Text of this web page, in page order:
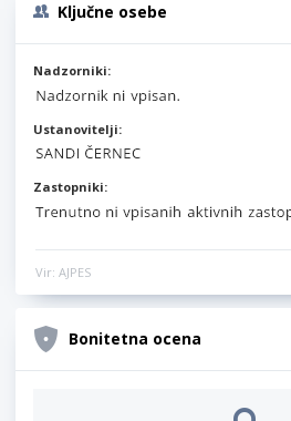
Ključne osebe
Nadzorniki:
Ustanovitelji:
Zastopniki:
Vir: AJPES
Bonitetna ocena